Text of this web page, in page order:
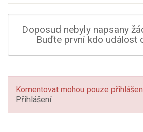
Doposud nebyly napsany
Buďte první kdo událost
Komentovat mohou pouze
Přihlášení